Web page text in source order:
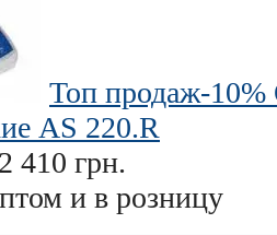
Топ продаж-10%
AS 220.R
410 грн.
и в розницу